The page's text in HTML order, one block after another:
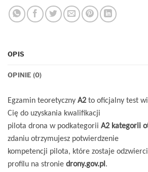
OPIS
OPINIE (0)
Egzamin teoretyczny A2 to oficjalny test
Cię do uzyskania kwalifikacji
pilota drona w podkategorii A2 kategorii
zdaniu otrzymujesz potwierdzenie
kompetencji pilota, które zostaje
profilu na stronie drony.gov.pl.